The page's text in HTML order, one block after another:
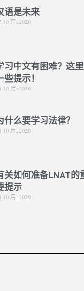
语是未来
10 月, 2020
习中文有困难？这
些提示！
10 月, 2020
什么要学习法律？
10 月, 2020
关如何准备LNAT的
提示
10 月, 2020